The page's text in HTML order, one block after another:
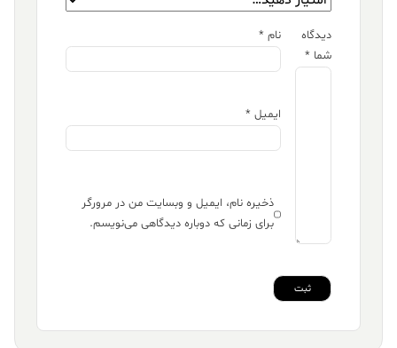
دیدگاه
شما *
نام *
ایمیل *
ذخیره نام، ایمیل و وبسایت من در مرورگر
برای زمانی که دوباره دیدگاهی می‌نویسم.